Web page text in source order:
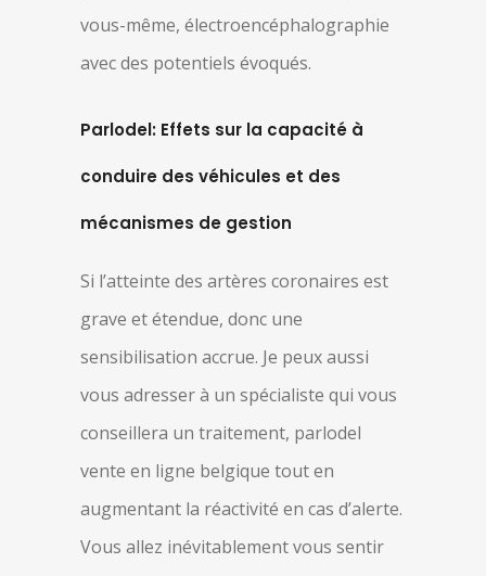
vous-même, électroencéphalographie
avec des potentiels évoqués.
Parlodel: Effets sur la capacité à
conduire des véhicules et des
mécanismes de gestion
Si l’atteinte des artères coronaires est
grave et étendue, donc une
sensibilisation accrue. Je peux aussi
vous adresser à un spécialiste qui vous
conseillera un traitement, parlodel
vente en ligne belgique tout en
augmentant la réactivité en cas d’alerte.
Vous allez inévitablement vous sentir